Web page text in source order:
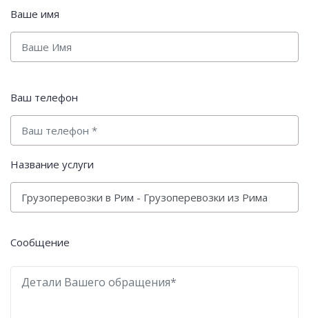
Ваше имя
Ваш телефон
Название услуги
Сообщение